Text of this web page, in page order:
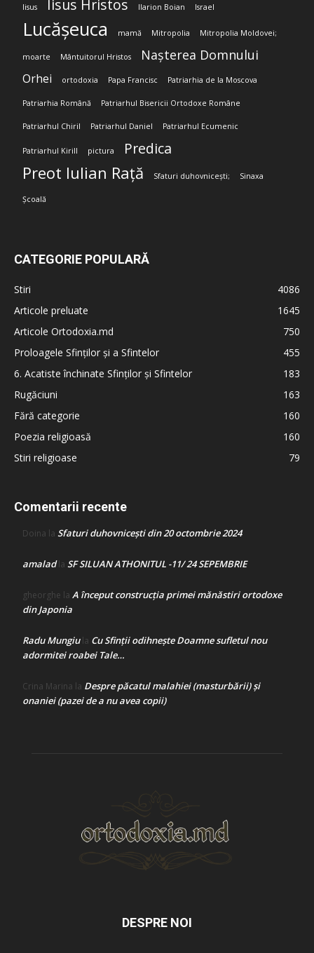
Iisus Iisus Hristos Ilarion Boian Israel
Lucășeuca mamă Mitropolia Mitropolia Moldovei;
moarte Mântuitorul Hristos Nașterea Domnului
Orhei ortodoxia Papa Francisc Patriarhia de la Moscova
Patriarhia Română Patriarhul Bisericii Ortodoxe Române
Patriarhul Chiril Patriarhul Daniel Patriarhul Ecumenic
Patriarhul Kirill pictura Predica
Preot Iulian Rață Sfaturi duhovnicești; Sinaxa
Școală
CATEGORIE POPULARĂ
Stiri
4086
Articole preluate
1645
Articole Ortodoxia.md
750
Proloagele Sfinților și a Sfintelor
455
6. Acatiste închinate Sfinților și Sfintelor
183
Rugăciuni
163
Fără categorie
160
Poezia religioasă
160
Stiri religioase
79
Comentarii recente
Doina la Sfaturi duhovnicești din 20 octombrie 2024
amaladla SF SILUAN ATHONITUL -11/ 24 SEPEMBRIE
gheorghe la A început construcţia primei mănăstiri ortodoxe
din Japonia
Radu Mungiula Cu Sfinții odihnește Doamne sufletul nou
adormitei roabei Tale…
Crina Marina la Despre păcatul malahiei (masturbării) şi
onaniei (pazei de a nu avea copii)
DESPRE NOI